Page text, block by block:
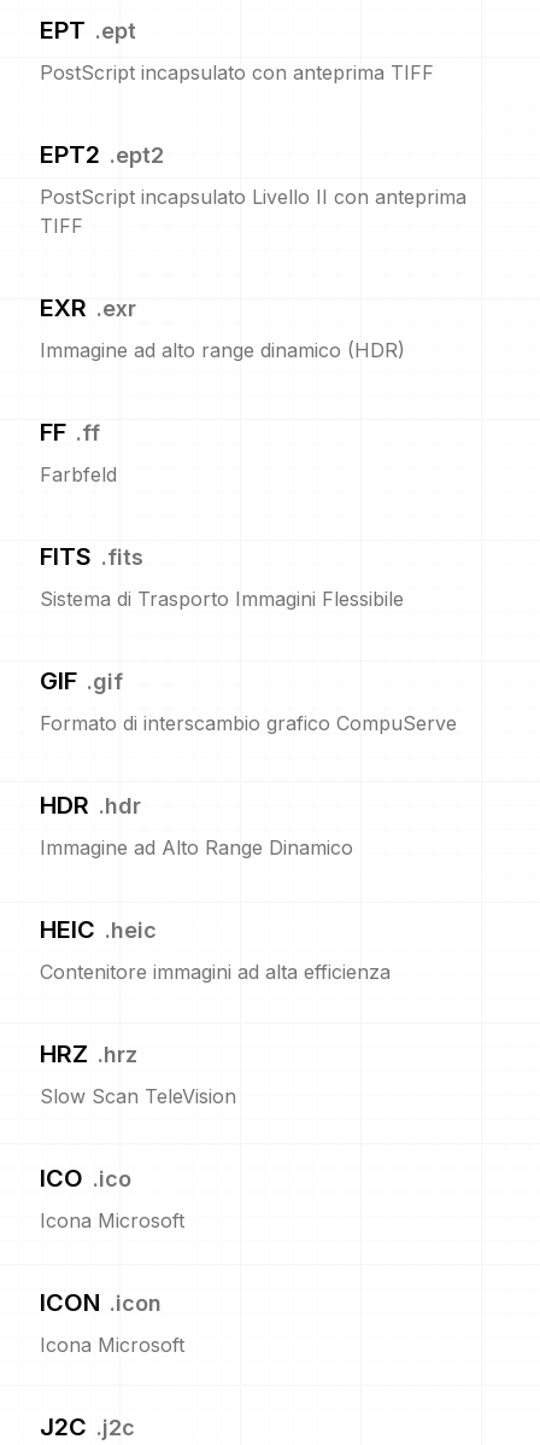
EPT .ept
PostScript incapsulato con anteprima TIFF
EPT2 .ept2
PostScript incapsulato Livello II con anteprima
TIFF
EXR .exr
Immagine ad alto range dinamico (HDR)
FF .ff
Farbfeld
FITS .fits
Sistema di Trasporto Immagini Flessibile
GIF .gif
Formato di interscambio grafico CompuServe
HDR .hdr
Immagine ad Alto Range Dinamico
HEIC .heic
Contenitore immagini ad alta efficienza
HRZ .hrz
Slow Scan TeleVision
ICO .ico
Icona Microsoft
ICON .icon
Icona Microsoft
J2C .j2c